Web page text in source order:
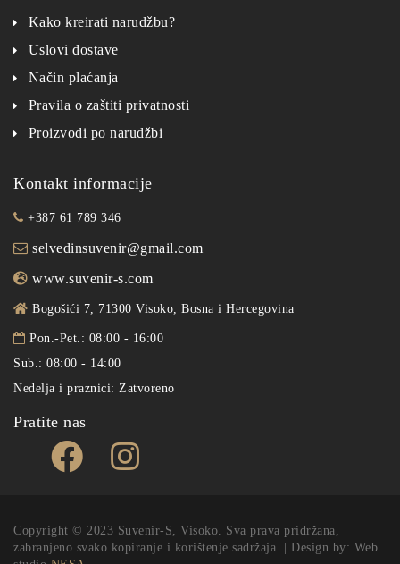
Kako kreirati narudžbu?
Uslovi dostave
Način plaćanja
Pravila o zaštiti privatnosti
Proizvodi po narudžbi
Kontakt informacije
+387 61 789 346
selvedinsuvenir@gmail.com
www.suvenir-s.com
Bogošići 7, 71300 Visoko, Bosna i Hercegovina
Pon.-Pet.: 08:00 - 16:00
Sub.: 08:00 - 14:00
Nedelja i praznici: Zatvoreno
Pratite nas
Copyright © 2023 Suvenir-S, Visoko. Sva prava pridržana,
zabranjeno svako kopiranje i korištenje sadržaja. | Design by: Web